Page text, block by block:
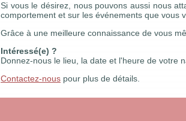
Si vous le désirez, nous pouvons aussi nous
comportement et sur les événements que vous
Grâce à une meilleure connaissance de vous
Intéressé(e) ?
Donnez-nous le lieu, la date et l'heure de votre
Contactez-nous pour plus de détails.